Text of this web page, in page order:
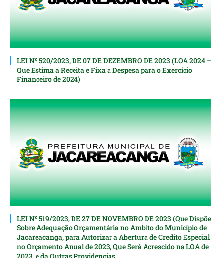
LEI Nº 520/2023, DE 07 DE DEZEMBRO DE 2023 (LOA 2024 –
Que Estima a Receita e Fixa a Despesa para o Exercício
Financeiro de 2024)
LEI Nº 519/2023, DE 27 DE NOVEMBRO DE 2023 (Que Dispõe
Sobre Adequação Orçamentária no Ambito do Município de
Jacareacanga, para Autorizar a Abertura de Credito Especial
nо Orçamento Anual de 2023, Que Será Acrescido na LOA de
2023, e da Outras Providencias